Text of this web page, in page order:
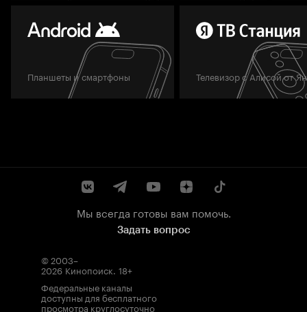
Планшеты и смартфоны Телевизор с Алисой от
Мы всегда готовы вам помочь.
Задать вопрос
© 2003–
2026 Кинопоиск. 18+
Федеральные каналы
доступны для бесплатного
просмотра круглосуточно